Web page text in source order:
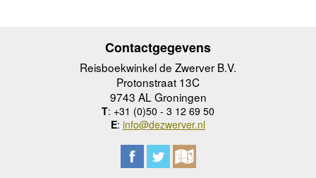
Contactgegevens
Reisboekwinkel de Zwerver B.V.
Protonstraat 13C
9743 AL Groningen
T: +31 (0)50 - 3 12 69 50
E: info@dezwerver.nl